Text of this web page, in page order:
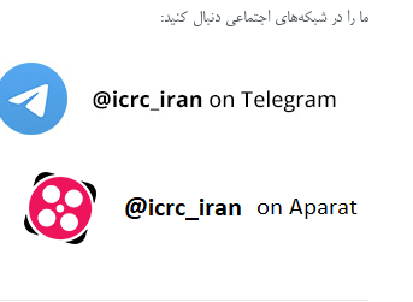
ما را در شبکه‌های اجتماعی دنبال کنید: